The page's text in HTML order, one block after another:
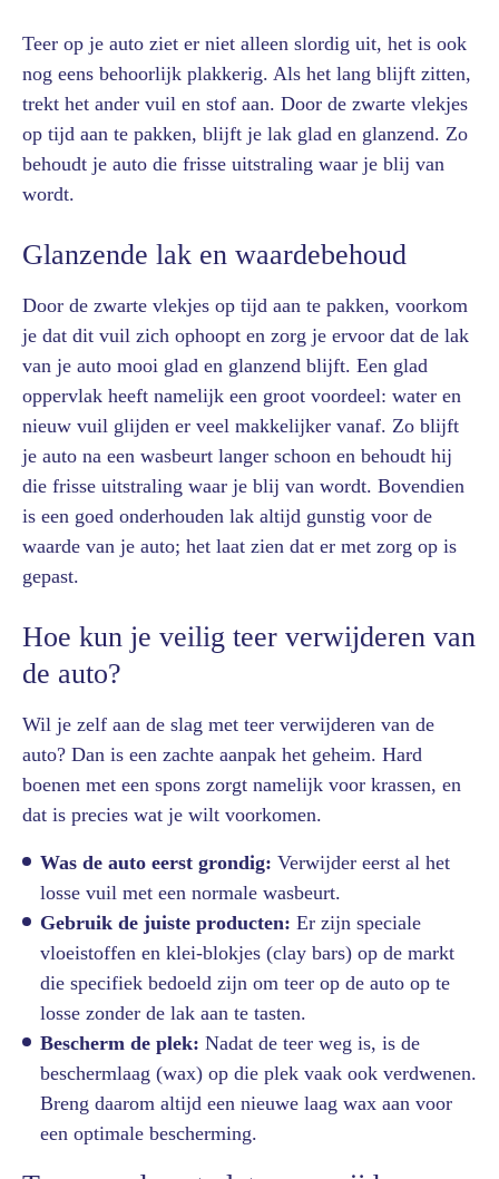
Teer op je auto ziet er niet alleen slordig uit, het is ook
nog eens behoorlijk plakkerig. Als het lang blijft zitten,
trekt het ander vuil en stof aan. Door de zwarte vlekjes
op tijd aan te pakken, blijft je lak glad en glanzend. Zo
behoudt je auto die frisse uitstraling waar je blij van
wordt.
Glanzende lak en waardebehoud
Door de zwarte vlekjes op tijd aan te pakken, voorkom
je dat dit vuil zich ophoopt en zorg je ervoor dat de lak
van je auto mooi glad en glanzend blijft. Een glad
oppervlak heeft namelijk een groot voordeel: water en
nieuw vuil glijden er veel makkelijker vanaf. Zo blijft
je auto na een wasbeurt langer schoon en behoudt hij
die frisse uitstraling waar je blij van wordt. Bovendien
is een goed onderhouden lak altijd gunstig voor de
waarde van je auto; het laat zien dat er met zorg op is
gepast.
Hoe kun je veilig teer verwijderen van
de auto?
Wil je zelf aan de slag met teer verwijderen van de
auto? Dan is een zachte aanpak het geheim. Hard
boenen met een spons zorgt namelijk voor krassen, en
dat is precies wat je wilt voorkomen.
Was de auto eerst grondig: Verwijder eerst al het
losse vuil met een normale wasbeurt.
Gebruik de juiste producten: Er zijn speciale
vloeistoffen en klei-blokjes (clay bars) op de markt
die specifiek bedoeld zijn om teer op de auto op te
losse zonder de lak aan te tasten.
Bescherm de plek: Nadat de teer weg is, is de
beschermlaag (wax) op die plek vaak ook verdwenen.
Breng daarom altijd een nieuwe laag wax aan voor
een optimale bescherming.